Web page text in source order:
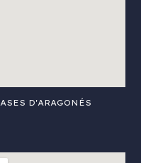
D'ARAGONÉS